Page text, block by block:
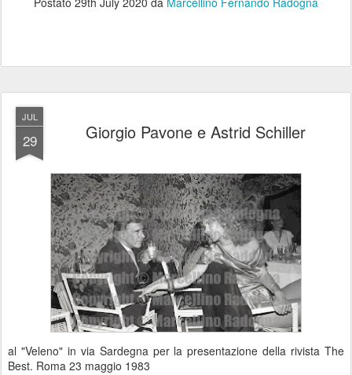
JUL
29 Giorgio Pavone e Astrid Schiller
al "Veleno" in via Sardegna per la presentazione della rivista The
Best. Roma 23 maggio 1983